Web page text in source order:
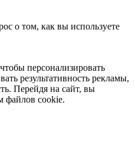
о том, как вы используете
персонализировать
результативность рекламы,
Перейдя на сайт, вы
файлов cookie.